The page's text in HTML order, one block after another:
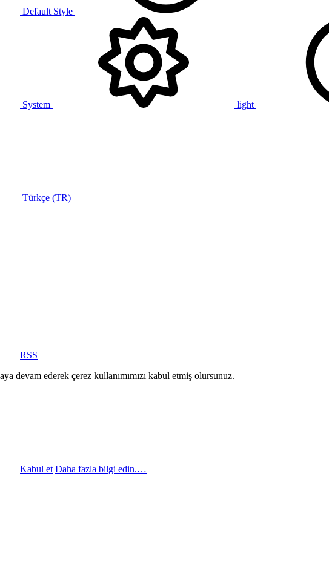
Default Style
System light
Türkçe (TR)
RSS
devam ederek çerez kullanımımızı kabul etmiş olursunuz.
Kabul et Daha fazla bilgi edin.…